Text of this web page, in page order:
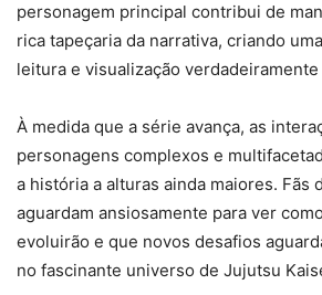
personagem principal contribui de
rica tapeçaria da narrativa, criando
leitura e visualização
À medida que a série avança, as
personagens complexos e
a história a alturas ainda maiores. Fãs
aguardam ansiosamente para ver
evoluirão e que novos desafios
no fascinante universo de Jujutsu